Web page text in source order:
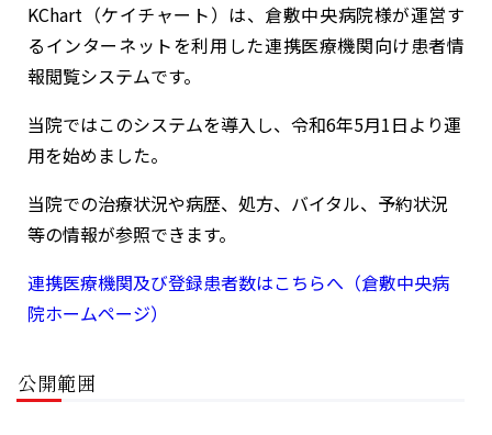
KChart（ケイチャート）は、倉敷中央病院様が運営す
るインターネットを利用した連携医療機関向け患者情
報閲覧システムです。
当院ではこのシステムを導入し、令和6年5月1日より運
用を始めました。
当院での治療状況や病歴、処方、バイタル、予約状況
等の情報が参照できます。
連携医療機関及び登録患者数はこちらへ（倉敷中央病
院ホームページ）
公開範囲